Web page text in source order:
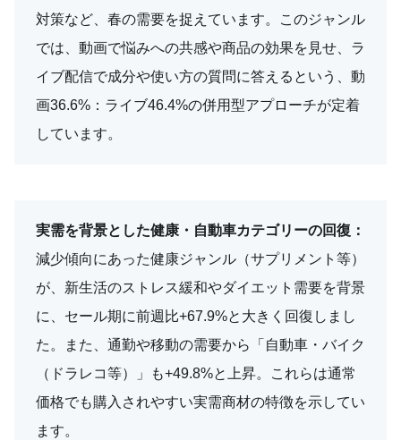
対策など、春の需要を捉えています。このジャンル
では、動画で悩みへの共感や商品の効果を見せ、ラ
イブ配信で成分や使い方の質問に答えるという、動
画36.6%：ライブ46.4%の併用型アプローチが定着
しています。
実需を背景とした健康・自動車カテゴリーの回復：
減少傾向にあった健康ジャンル（サプリメント等）
が、新生活のストレス緩和やダイエット需要を背景
に、セール期に前週比+67.9%と大きく回復しまし
た。また、通勤や移動の需要から「自動車・バイク
（ドラレコ等）」も+49.8%と上昇。これらは通常
価格でも購入されやすい実需商材の特徴を示してい
ます。